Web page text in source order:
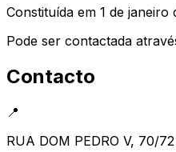
Constituída em 1 de
Pode ser contactada
Contacto
📍
RUA DOM PEDRO V, 70/72